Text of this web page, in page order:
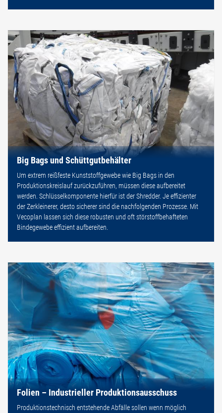
Big Bags und Schüttgutbehälter
Um extrem reißfeste Kunststoffgewebe wie Big Bags in den
Produktionskreislauf zurückzuführen, müssen diese aufbereitet
werden. Schlüsselkomponente hierfür ist der Shredder. Je effizienter
der Zerkleinerer, desto sicherer sind die nachfolgenden Prozesse. Mit
Vecoplan lassen sich diese robusten und oft störstoffbehafteten
Bindegewebe effizient aufbereiten.
Folien – Industrieller Produktionsausschuss
Produktionstechnisch entstehende Abfälle sollen wenn möglich